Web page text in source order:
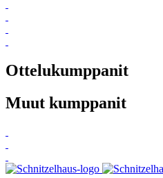
Ottelukumppanit
Muut kumppanit